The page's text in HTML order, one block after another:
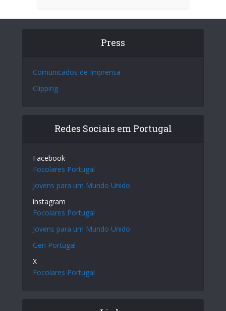
Press
Comunicados de Imprensa
Clipping
Redes Sociais em Portugal
Facebook
Focolares Portugal
Jovens para um Mundo Unido
instagram
Focolares Portugal
Jovens para um Mundo Unido
Gen Portugal
X
Focolares Portugal